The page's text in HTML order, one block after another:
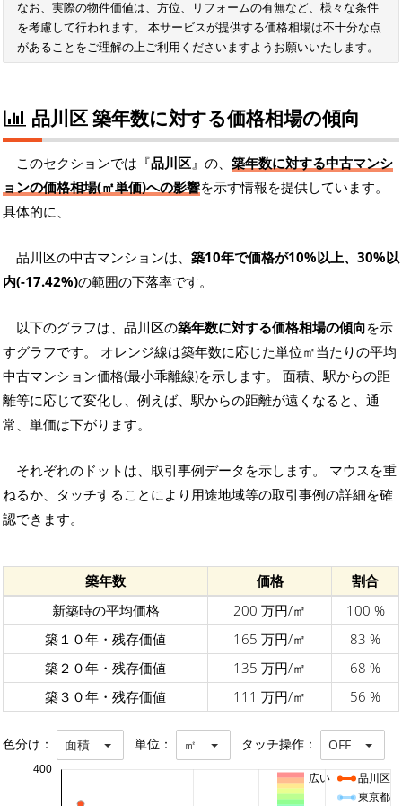
なお、実際の物件価値は、方位、リフォームの有無など、様々な条件
を考慮して行われます。 本サービスが提供する価格相場は不十分な点
があることをご理解の上ご利用くださいますようお願いいたします。
品川区 築年数に対する価格相場の傾向
このセクションでは『品川区 』の、 築年数に対する中古マンシ
ョンの価格相場(㎡単価)への影響を示す情報を提供しています。
具体的に、
品川区の中古マンションは、 築10年で価格が10%以上、30%以
内(-17.42%)の範囲の下落率です。
以下のグラフは、品川区の築年数に対する価格相場の傾向を示
すグラフです。 オレンジ線は築年数に応じた単位㎡当たりの平均
中古マンション価格(最小乖離線)を示します。 面積、駅からの距
離等に応じて変化し、例えば、駅からの距離が遠くなると、通
常、単価は下がります。
それぞれのドットは、取引事例データを示します。 マウスを重
ねるか、タッチすることにより用途地域等の取引事例の詳細を確
認できます。
築年数 価格
割合
新築時の平均価格
200 万円/㎡
100 %
築１０年・残存価値
165 万円/㎡
83 %
築２０年・残存価値
135 万円/㎡
68 %
築３０年・残存価値
111 万円/㎡ 56 %
色分け： 面積 単位： ㎡ タッチ操作： OFF
400
品川区
東京都
広い